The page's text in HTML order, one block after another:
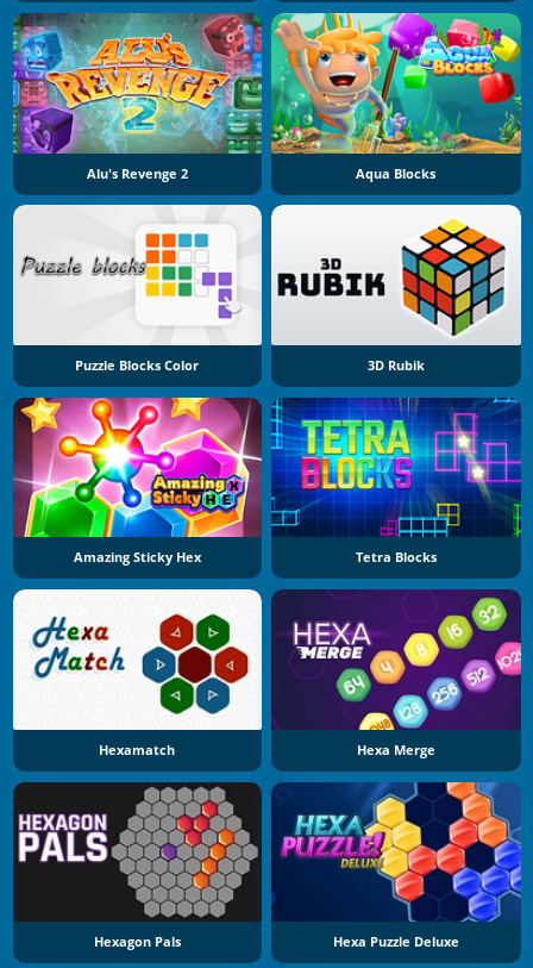
Alu's Revenge 2 Aqua Blocks
Puzzle Blocks Color 3D Rubik
Amazing Sticky Hex Tetra Blocks
Hexamatch Hexa Merge
Hexagon Pals Hexa Puzzle Deluxe